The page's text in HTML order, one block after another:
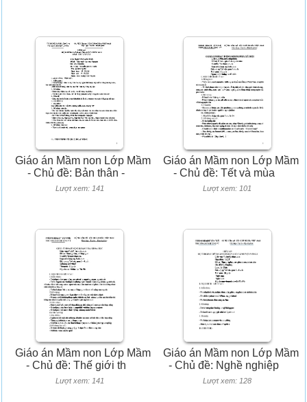
Giáo án Mầm non Lớp Mầm
- Chủ đề: Bản thân -
Lượt xem: 141
Giáo án Mầm non Lớp Mầm
- Chủ đề: Tết và mùa
Lượt xem: 101
Giáo án Mầm non Lớp Mầm
- Chủ đề: Thế giới th
Lượt xem: 141
Giáo án Mầm non Lớp Mầm
- Chủ đề: Nghề nghiệp
Lượt xem: 128